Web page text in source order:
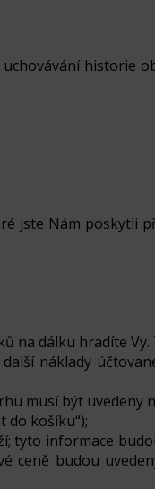
historie
jste Nám poskytli
na dálku hradíte
náklady
musí být uvedeny
do košíku“);
tyto informace
ceně budou